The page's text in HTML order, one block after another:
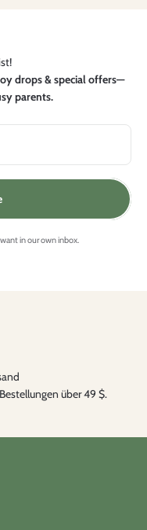
drops & special offers—
parents.
in our own inbox.
über 49 $.
Element 1
Element 2
Element 3
zu Element 4